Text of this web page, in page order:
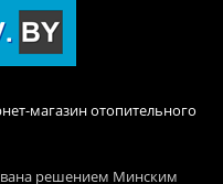
магазин отопительного
решением Минским